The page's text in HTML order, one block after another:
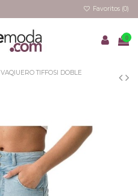
Favoritos (0)
0
VAQIUERO TIFFOSI DOBLE